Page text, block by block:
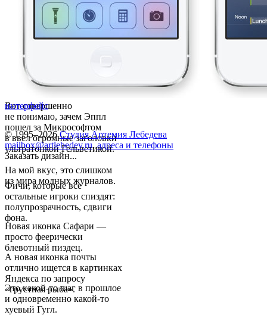
Вот совершенно
не понимаю, зачем Эппл
пошел за Микрософтом
в ввел огромные заголовки
ультратонкой Гельветикой.
На мой вкус, это слишком
из мира модных журналов.
Фичи, которые все
остальные игроки спиздят:
полупрозрачность, сдвиги
фона.
Новая иконка Сафари —
просто феерически
блевотный пиздец.
А новая иконка почты
отлично ищется в картинках
Яндекса по запросу
«грустная рыба».
Это какой-то шаг в прошлое
и одновременно какой-то
хуевый Гугл.
интерфейс
© 1995–2026 Студия Артемия Лебедева
mailbox@artlebedev.ru, адреса и телефоны
Заказать дизайн...